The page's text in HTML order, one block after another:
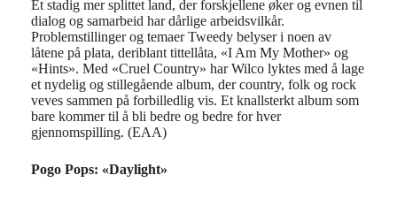
Et stadig mer splittet land, der forskjellene øker og evnen til
dialog og samarbeid har dårlige arbeidsvilkår.
Problemstillinger og temaer Tweedy belyser i noen av
låtene på plata, deriblant tittellåta, «I Am My Mother» og
«Hints». Med «Cruel Country» har Wilco lyktes med å lage
et nydelig og stillegående album, der country, folk og rock
veves sammen på forbilledlig vis. Et knallsterkt album som
bare kommer til å bli bedre og bedre for hver
gjennomspilling. (EAA)
Pogo Pops: «Daylight»